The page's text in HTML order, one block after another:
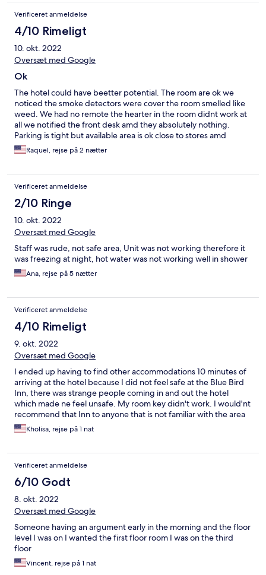
intención. Llego para quedarme una sola noche.y la realidad no
volveré a visitar ese lugar . Muy mal además de que los baños y
todo estaba sucio
Verificeret anmeldelse
4/10 Rimeligt
10. okt. 2022
Oversæt med Google
Ok
The hotel could have beetter potential. The room are ok we
noticed the smoke detectors were cover the room smelled like
weed. We had no remote the hearter in the room didnt work at
all we notified the front desk amd they absolutely nothing.
Parking is tight but available area is ok close to stores amd
dining.Raquel, rejse på 2 nætter
Verificeret anmeldelse
2/10 Ringe
10. okt. 2022
Oversæt med Google
Staff was rude, not safe area, Unit was not working therefore it
was freezing at night, hot water was not working well in shower
Ana, rejse på 5 nætter
Verificeret anmeldelse
4/10 Rimeligt
9. okt. 2022
Oversæt med Google
I ended up having to find other accommodations 10 minutes of
arriving at the hotel because I did not feel safe at the Blue Bird
Inn, there was strange people coming in and out the hotel
which made ne feel unsafe. My room key didn't work. I would'nt
recommend that Inn to anyone that is not familiar with the area
soiry.Kholisa, rejse på 1 nat
Verificeret anmeldelse
6/10 Godt
8. okt. 2022
Oversæt med Google
Someone having an argument early in the morning and the floor
level I was on I wanted the first floor room I was on the third
floor
Vincent, rejse på 1 nat